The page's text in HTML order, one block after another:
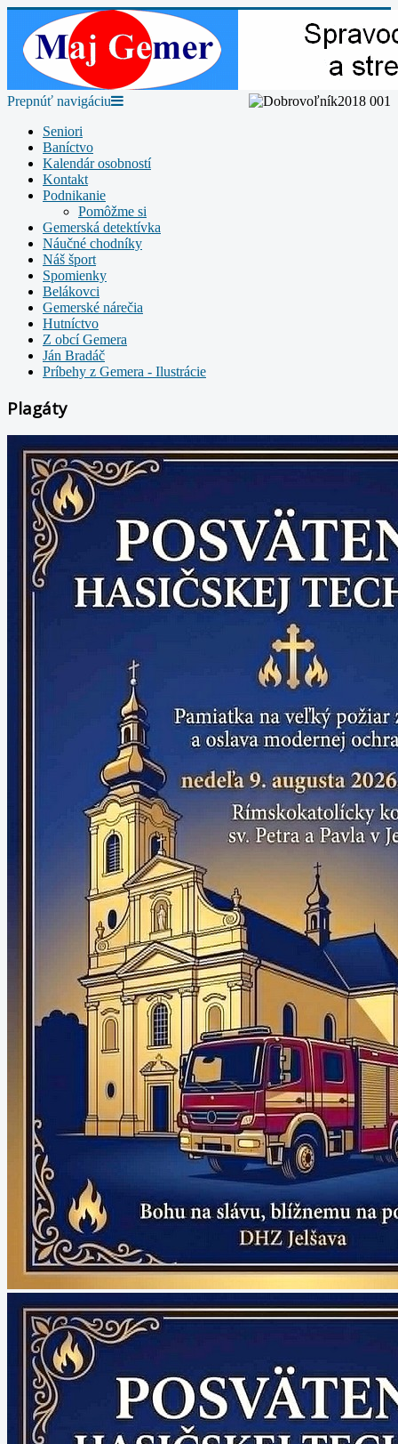
Prepnúť navigáciu
Seniori
Baníctvo
Kalendár osobností
Kontakt
Podnikanie
Pomôžme si
Gemerská detektívka
Náučné chodníky
Náš šport
Spomienky
Belákovci
Gemerské nárečia
Hutníctvo
Z obcí Gemera
Ján Bradáč
Príbehy z Gemera - Ilustrácie
Plagáty